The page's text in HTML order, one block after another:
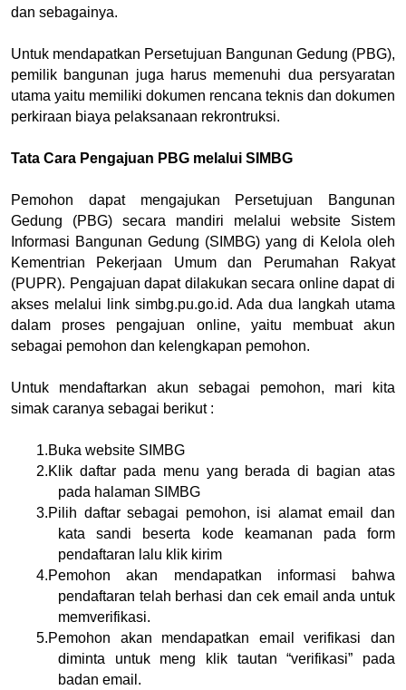
dan sebagainya.
Untuk mendapatkan Persetujuan Bangunan Gedung (PBG),
pemilik bangunan juga harus memenuhi dua persyaratan
utama yaitu memiliki dokumen rencana teknis dan dokumen
perkiraan biaya pelaksanaan rekrontruksi.
Tata Cara Pengajuan PBG melalui SIMBG
Pemohon dapat mengajukan Persetujuan Bangunan
Gedung (PBG) secara mandiri melalui website Sistem
Informasi Bangunan Gedung (SIMBG) yang di Kelola oleh
Kementrian Pekerjaan Umum dan Perumahan Rakyat
(PUPR). Pengajuan dapat dilakukan secara online dapat di
akses melalui link simbg.pu.go.id. Ada dua langkah utama
dalam proses pengajuan online, yaitu membuat akun
sebagai pemohon dan kelengkapan pemohon.
Untuk mendaftarkan akun sebagai pemohon, mari kita
simak caranya sebagai berikut :
1.Buka website SIMBG
2.Klik daftar pada menu yang berada di bagian atas
pada halaman SIMBG
3.Pilih daftar sebagai pemohon, isi alamat email dan
kata sandi beserta kode keamanan pada form
pendaftaran lalu klik kirim
4.Pemohon akan mendapatkan informasi bahwa
pendaftaran telah berhasi dan cek email anda untuk
memverifikasi.
5.Pemohon akan mendapatkan email verifikasi dan
diminta untuk meng klik tautan “verifikasi” pada
badan email.